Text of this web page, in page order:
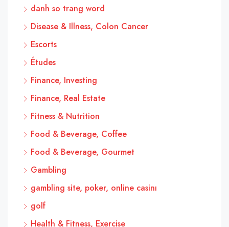
danh so trang word
Disease & Illness, Colon Cancer
Escorts
Études
Finance, Investing
Finance, Real Estate
Fitness & Nutrition
Food & Beverage, Coffee
Food & Beverage, Gourmet
Gambling
gambling site, poker, online casinı
golf
Health & Fitness, Exercise